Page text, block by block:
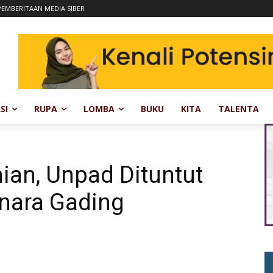
MEDIA SIBER
RUPA LOMBA BUKU KITA TALENTA
Unpad Dituntut
Gading